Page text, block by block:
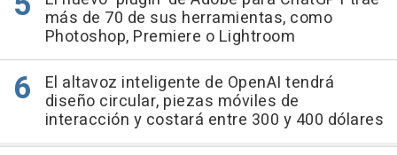
más de 70 de sus herramientas, como
Photoshop, Premiere o Lightroom
El altavoz inteligente de OpenAI tendrá
diseño circular, piezas móviles de
interacción y costará entre 300 y 400 dólares